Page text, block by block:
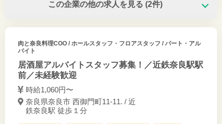
この企業の他の求人を見る (2件)
肉と奈良料理COO/ ホールスタッフ・フロアスタッフ / パート・アル
バイト
居酒屋アルバイトスタッフ募集！／近鉄奈良駅駅
前／未経験歓迎
時給1,060円〜
奈良県奈良市 西御門町11-11. / 近
鉄奈良駅 徒歩１分